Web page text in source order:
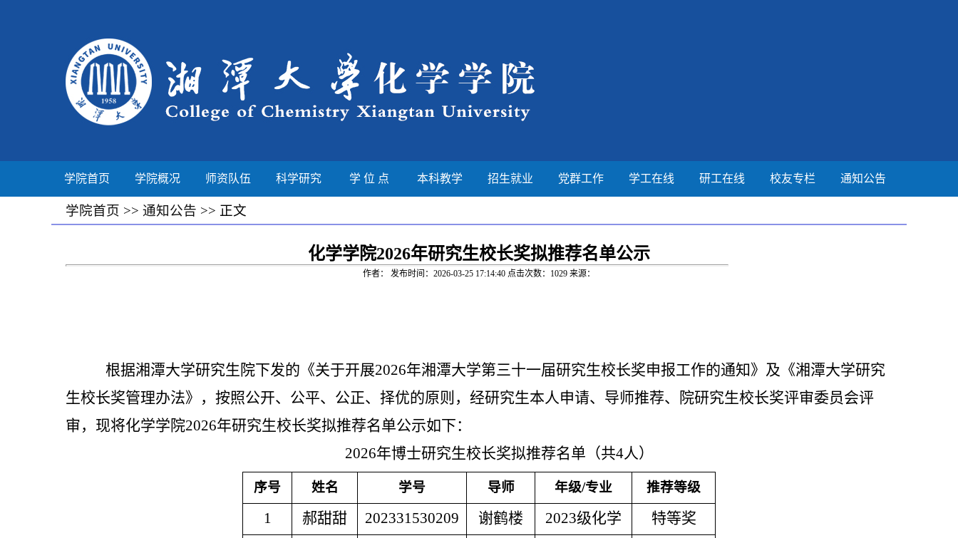
学院首页 学院概况 师资队伍 科学研究 学 位 点 本科教学 招生就业 党群工作 学工在线 研工在线 校友专栏 通知公告
学院首页 >> 通知公告 >> 正文
化学学院2026年研究生校长奖拟推荐名单公示
作者： 发布时间：2026-03-25 17:14:40 点击次数： 1029 来源：
根据湘潭大学研究生院下发的《关于开展2026年湘潭大学第三十一届研究生校长奖申报工作的通知》及《湘潭大学研究
生校长奖管理办法》，按照公开、公平、公正、择优的原则，经研究生本人申请、导师推荐、院研究生校长奖评审委员会评
审，现将化学学院2026年研究生校长奖拟推荐名单公示如下：
2026年博士研究生校长奖拟推荐名单（共4人）
序号 姓名 学号 导师 年级/专业 推荐等级
1 郝甜甜 202331530209 谢鹤楼 2023级化学
特等奖